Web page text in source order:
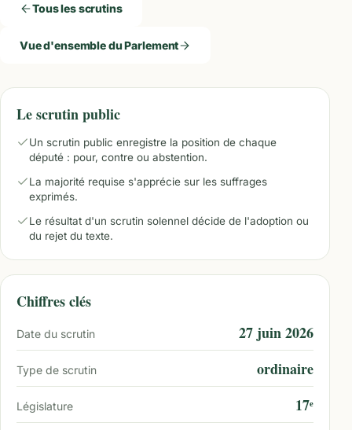
Tous les scrutins
Vue d'ensemble du Parlement
Le scrutin public
Un scrutin public enregistre la position de chaque
député : pour, contre ou abstention.
La majorité requise s'apprécie sur les suffrages
exprimés.
Le résultat d'un scrutin solennel décide de l'adoption ou
du rejet du texte.
Chiffres clés
Date du scrutin 27 juin 2026
Type de scrutin ordinaire
Législature 17ᵉ